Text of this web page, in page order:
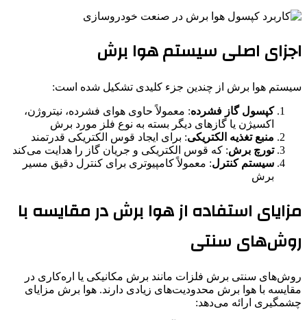
اجزای اصلی سیستم هوا برش
سیستم هوا برش از چندین جزء کلیدی تشکیل شده است:
کپسول گاز فشرده: معمولاً حاوی هوای فشرده، نیتروژن،
اکسیژن یا گازهای دیگر بسته به نوع فلز مورد برش
منبع تغذیه الکتریکی: برای ایجاد قوس الکتریکی قدرتمند
تورچ برش: که قوس الکتریکی و جریان گاز را هدایت می‌کند
سیستم کنترل: معمولاً کامپیوتری برای کنترل دقیق مسیر
برش
مزایای استفاده از هوا برش در مقایسه با
روش‌های سنتی
روش‌های سنتی برش فلزات مانند برش مکانیکی یا اره‌کاری در
مقایسه با هوا برش محدودیت‌های زیادی دارند. هوا برش مزایای
چشمگیری ارائه می‌دهد: